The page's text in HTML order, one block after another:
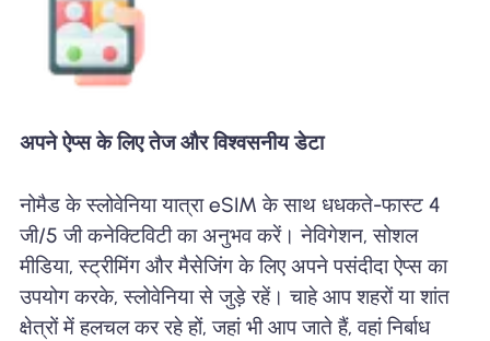
अपने ऐप्स के लिए तेज और विश्वसनीय डेटा
नोमैड के स्लोवेनिया यात्रा eSIM के साथ धधकते-फास्ट 4
जी/5 जी कनेक्टिविटी का अनुभव करें। नेविगेशन, सोशल
मीडिया, स्ट्रीमिंग और मैसेजिंग के लिए अपने पसंदीदा ऐप्स का
उपयोग करके, स्लोवेनिया से जुड़े रहें। चाहे आप शहरों या शांत
क्षेत्रों में हलचल कर रहे हों, जहां भी आप जाते हैं, वहां निर्बाध